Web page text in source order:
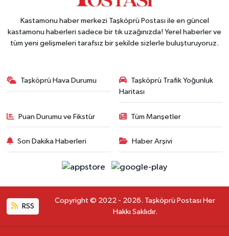
Kastamonu haber merkezi Taşköprü Postası ile en güncel
kastamonu haberleri sadece bir tık uzağınızda! Yerel haberler ve
tüm yeni gelişmeleri tarafsız bir şekilde sizlerle buluşturuyoruz.
Taşköprü Hava Durumu
Taşköprü Trafik Yoğunluk
Haritası
Puan Durumu ve Fikstür Tüm Manşetler
Son Dakika Haberleri Haber Arşivi
RSS
Copyright © 2022 - 2026. Taşköprü Postası Her
Hakkı Saklıdır.